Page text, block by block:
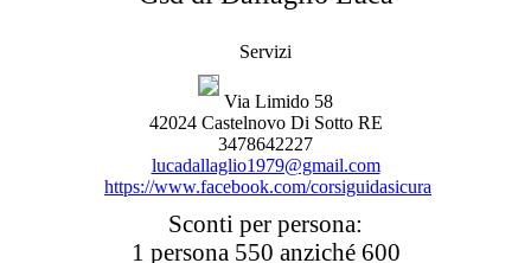
Servizi
Via Limido 58
42024 Castelnovo Di Sotto RE
3478642227
lucadallaglio1979@gmail.com
https://www.facebook.com/corsiguidasicura
Sconti per persona:
1 persona 550 anziché 600